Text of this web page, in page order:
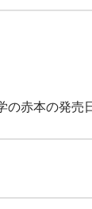
の赤本の発売